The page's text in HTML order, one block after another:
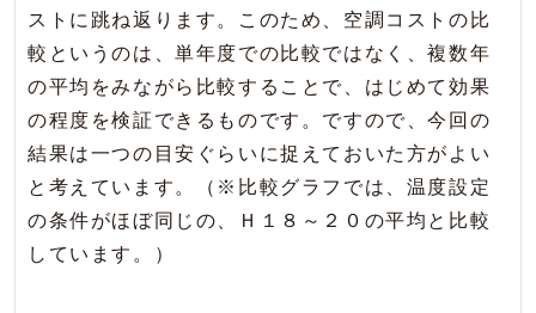
ストに跳ね返ります。このため、空調コストの比
較というのは、単年度での比較ではなく、複数年
の平均をみながら比較することで、はじめて効果
の程度を検証できるものです。ですので、今回の
結果は一つの目安ぐらいに捉えておいた方がよい
と考えています。（※比較グラフでは、温度設定
の条件がほぼ同じの、Ｈ１８～２０の平均と比較
しています。）